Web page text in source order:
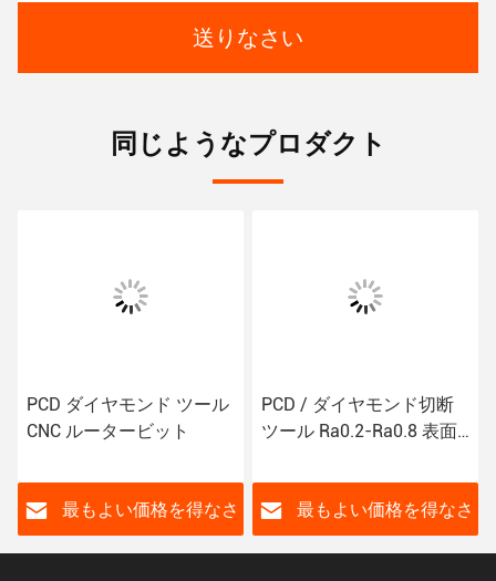
送りなさい
同じようなプロダクト
PCD ダイヤモンド ツール
CNC ルータービット
最もよい価格を得なさ
PCD / ダイヤモンド切断
ツール Ra0.2-Ra0.8 表面
最もよい価格を得なさ